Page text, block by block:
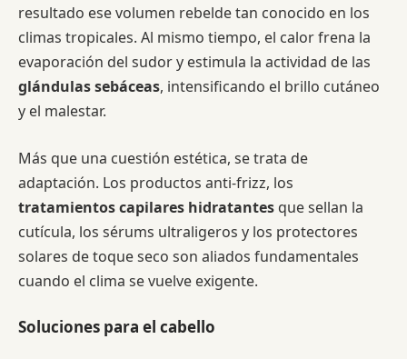
resultado ese volumen rebelde tan conocido en los
climas tropicales. Al mismo tiempo, el calor frena la
evaporación del sudor y estimula la actividad de las
glándulas sebáceas, intensificando el brillo cutáneo
y el malestar.
Más que una cuestión estética, se trata de
adaptación. Los productos anti-frizz, los
tratamientos capilares hidratantes que sellan la
cutícula, los sérums ultraligeros y los protectores
solares de toque seco son aliados fundamentales
cuando el clima se vuelve exigente.
Soluciones para el cabello